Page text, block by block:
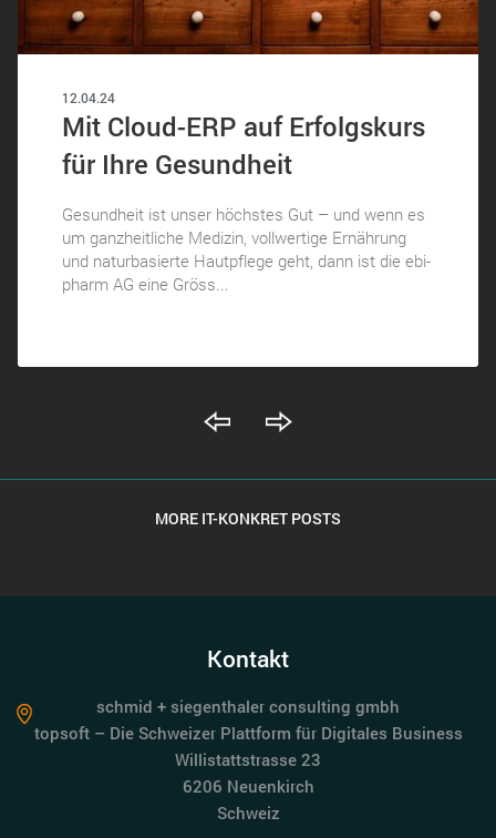
12.04.24
Mit Cloud-ERP auf Erfolgskurs
für Ihre Gesundheit
Gesundheit ist unser höchstes Gut – und wenn es
um ganzheitliche Medizin, vollwertige Ernährung
und naturbasierte Hautpflege geht, dann ist die ebi-
pharm AG eine Gröss...
MORE IT-KONKRET POSTS
Kontakt
schmid + siegenthaler consulting gmbh
topsoft – Die Schweizer Plattform für Digitales Business
Willistattstrasse 23
6206 Neuenkirch
Schweiz